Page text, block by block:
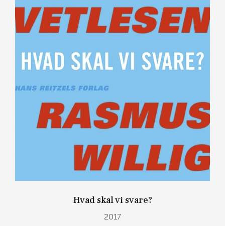
Hvad skal vi svare?
2017